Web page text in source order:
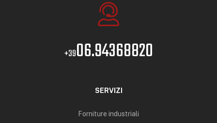
+3906.94368820
SERVIZI
Forniture industriali